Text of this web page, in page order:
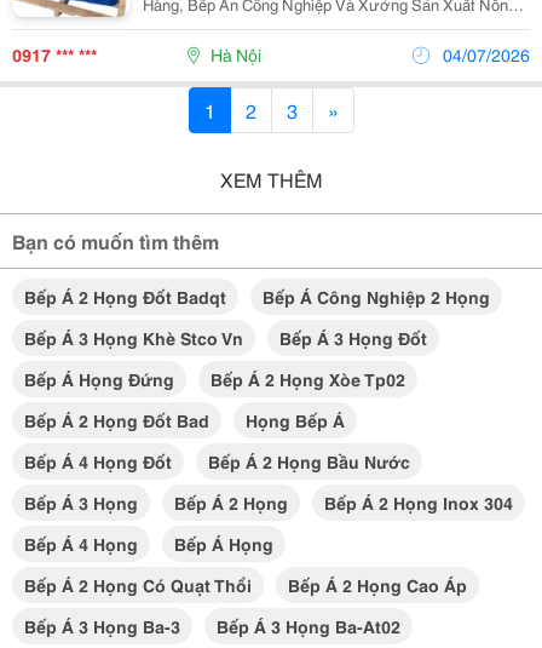
Sản. Với Nguyên Lý Quay Ly Tâm Tốc Độ Cao, Máy
Giúp Loại Bỏ Lượng Nước Dư Thừa Trên Bề Mặt Thực
Phẩm Chỉ...
0917 *** *** Hà Nội 04/07/2026
1 2 3 »
XEM THÊM
Bạn có muốn tìm thêm
Bếp Á 2 Họng Đốt Badqt
Bếp Á Công Nghiệp 2 Họng
Bếp Á 3 Họng Khè Stco Vn
Bếp Á 3 Họng Đốt
Bếp Á Họng Đứng
Bếp Á 2 Họng Xòe Tp02
Bếp Á 2 Họng Đốt Bad
Họng Bếp Á
Bếp Á 4 Họng Đốt
Bếp Á 2 Họng Bầu Nước
Bếp Á 3 Họng
Bếp Á 2 Họng
Bếp Á 2 Họng Inox 304
Bếp Á 4 Họng
Bếp Á Họng
Bếp Á 2 Họng Có Quạt Thổi
Bếp Á 2 Họng Cao Áp
Bếp Á 3 Họng Ba-3
Bếp Á 3 Họng Ba-At02